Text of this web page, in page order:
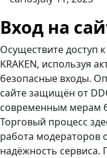
Вход на
Осуществите доступ
KRAKEN, используя
безопасные входы.
сайте защищён от
современным мерам
Торговый процесс
работа модераторов
надёжность сервиса.